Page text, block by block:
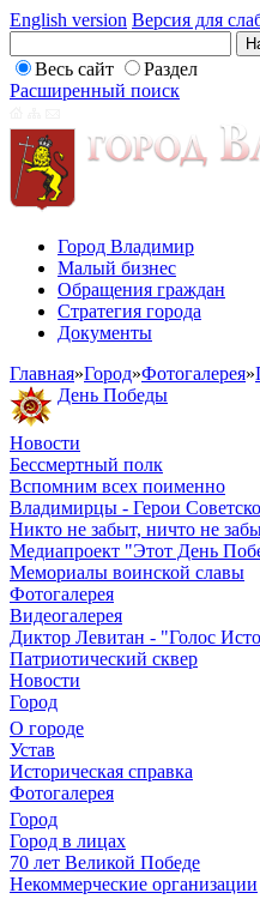
English version Версия для
Весь сайт
Раздел
Расширенный поиск
Город Владимир
Малый бизнес
Обращения граждан
Стратегия города
Документы
Главная»Город»Фотогалерея»
День Победы
Новости
Бессмертный полк
Вспомним всех поименно
Владимирцы - Герои
Никто не забыт, ничто не
Медиапроект "Этот День
Мемориалы воинской славы
Фотогалерея
Видеогалерея
Диктор Левитан - "Голос
Патриотический сквер
Новости
Город
О городе
Устав
Историческая справка
Фотогалерея
Город
Город в лицах
70 лет Великой Победе
Некоммерческие организации